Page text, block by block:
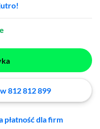
812 812 899
płatność dla firm